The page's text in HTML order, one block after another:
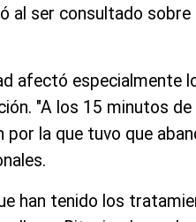
al ser consultado sobre
afectó especialmente
"A los 15 minutos
por la que tuvo que
han tenido los